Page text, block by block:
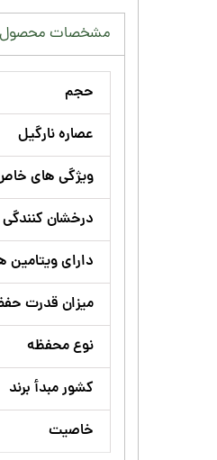
مشخصات محصول
حجم
عصاره نارگیل
ویژگی های
درخشان کنندگی
دارای ویتامین
میزان قدرت
نوع محفظه
کشور مبدأ برند
خاصیت